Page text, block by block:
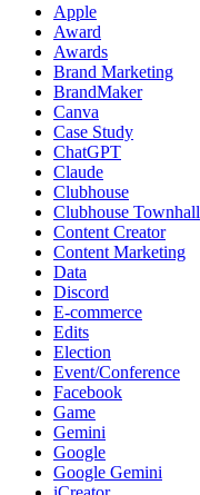
Apple
Award
Awards
Brand Marketing
BrandMaker
Canva
Case Study
ChatGPT
Claude
Clubhouse
Clubhouse Townhall
Content Creator
Content Marketing
Data
Discord
E-commerce
Edits
Election
Event/Conference
Facebook
Game
Gemini
Google
Google Gemini